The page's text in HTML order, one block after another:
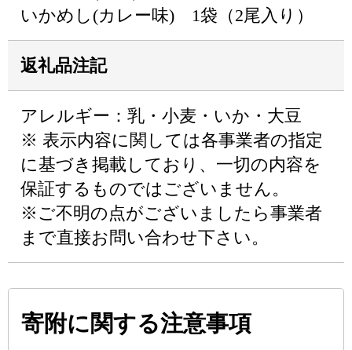
いかめし(カレー味) 1袋（2尾入り）
返礼品注記
アレルギー：乳・小麦・いか・大豆
※ 表示内容に関しては各事業者の指定
に基づき掲載しており、一切の内容を
保証するものではございません。
※ご不明の点がございましたら事業者
まで直接お問い合わせ下さい。
寄附に関する注意事項